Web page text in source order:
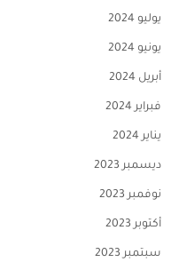
يوليو 2024
يونيو 2024
أبريل 2024
فبراير 2024
يناير 2024
ديسمبر 2023
نوفمبر 2023
أكتوبر 2023
سبتمبر 2023